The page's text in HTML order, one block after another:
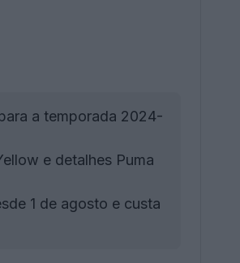
a temporada 2024-
e detalhes Puma
1 de agosto e custa